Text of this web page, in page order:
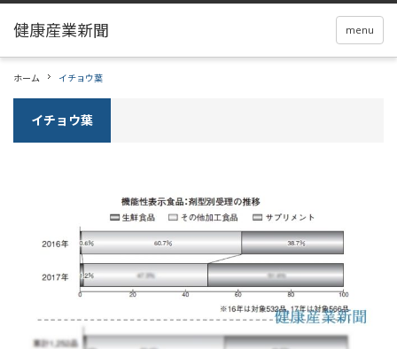
menu
ホーム イチョウ葉
イチョウ葉